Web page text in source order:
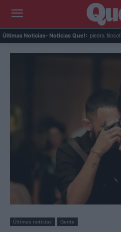
Últimas Noticias- Noticias Que!:
de Harry Potter: la piedra filosofal vue...
Últimas noticias Gente